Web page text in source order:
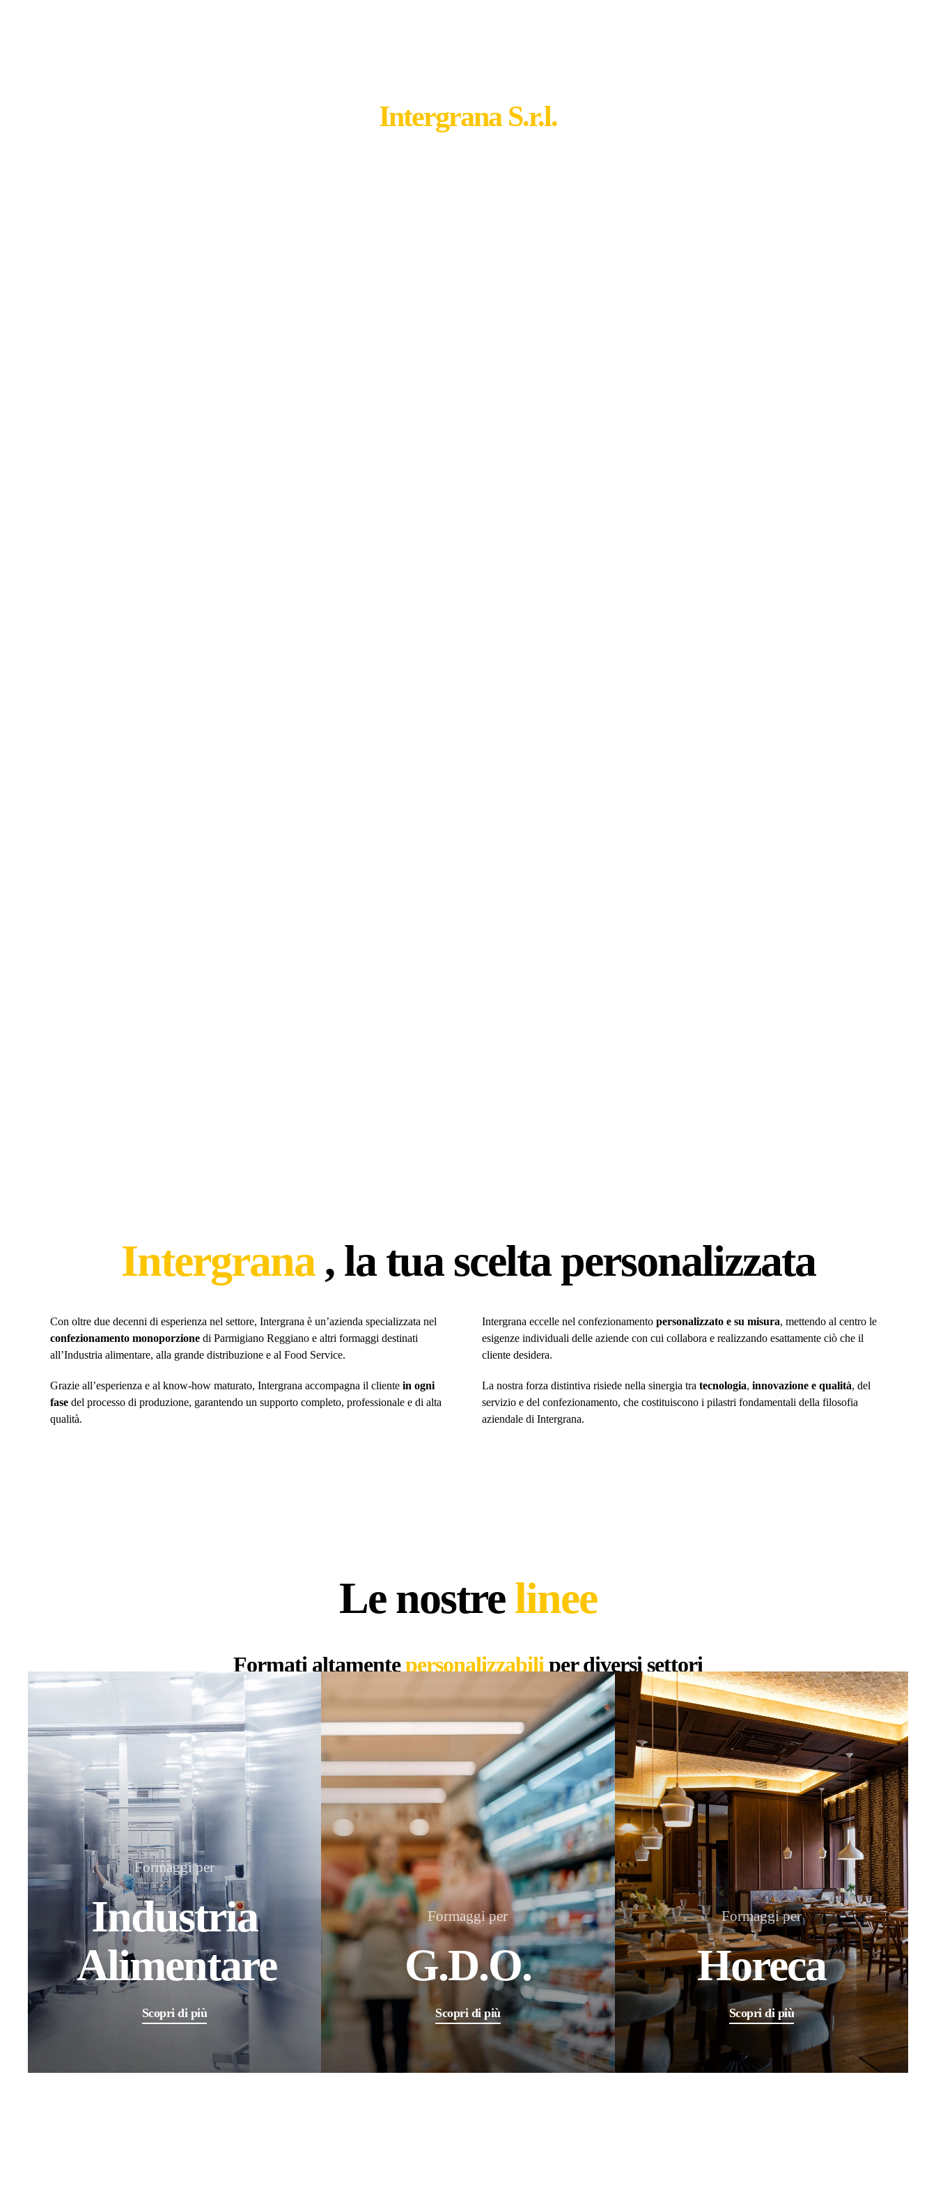
Intergrana S.r.l.
Intergrana , la tua scelta personalizzata
Con oltre due decenni di esperienza nel settore, Intergrana è un’azienda specializzata nel
confezionamento monoporzione di Parmigiano Reggiano e altri formaggi destinati
all’Industria alimentare, alla grande distribuzione e al Food Service.
Grazie all’esperienza e al know-how maturato, Intergrana accompagna il cliente in ogni
fase del processo di produzione, garantendo un supporto completo, professionale e di alta
qualità.
Intergrana eccelle nel confezionamento personalizzato e su misura, mettendo al centro le
esigenze individuali delle aziende con cui collabora e realizzando esattamente ciò che il
cliente desidera.
La nostra forza distintiva risiede nella sinergia tra tecnologia, innovazione e qualità, del
servizio e del confezionamento, che costituiscono i pilastri fondamentali della filosofia
aziendale di Intergrana.
Le nostrelinee
Formati altamentepersonalizzabiliper diversi settori
Formaggi per
Industria
Alimentare
Scopri di più
Formaggi per
G.D.O.
Scopri di più
Formaggi per
Horeca
Scopri di più